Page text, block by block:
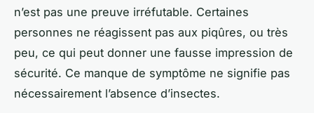
n’est pas une preuve irréfutable. Certaines
personnes ne réagissent pas aux piqûres, ou très
peu, ce qui peut donner une fausse impression de
sécurité. Ce manque de symptôme ne signifie pas
nécessairement l’absence d’insectes.